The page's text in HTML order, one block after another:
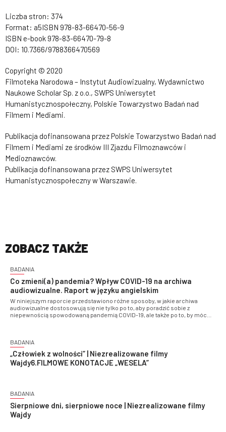
Liczba stron: 374
Format: a5ISBN 978-83-66470-56-9
ISBN e-book 978-83-66470-79-8
DOI: 10.7366/9788366470569
Copyright © 2020
Filmoteka Narodowa – Instytut Audiowizualny, Wydawnictwo
Naukowe Scholar Sp. z o.o., SWPS Uniwersytet
Humanistycznospołeczny, Polskie Towarzystwo Badań nad
Filmem i Mediami.
Publikacja dofinansowana przez Polskie Towarzystwo Badań nad
Filmem i Mediami ze środków III Zjazdu Filmoznawców i
Medioznawców.
Publikacja dofinansowana przez SWPS Uniwersytet
Humanistycznospołeczny w Warszawie.
ZOBACZ TAKŻE
BADANIA
Co zmieni(a) pandemia? Wpływ COVID-19 na archiwa
audiowizualne. Raport w języku angielskim
W niniejszym raporcie przedstawiono różne sposoby, w jakie archiwa
audiowizualne dostosowują się nie tylko po to, aby poradzić sobie z
niepewnością spowodowaną pandemią COVID-19, ale także po to, by móc
BADANIA
„Człowiek z wolności” | Niezrealizowane filmy
Wajdy6.FILMOWE KONOTACJE „WESELA”
BADANIA
Sierpniowe dni, sierpniowe noce | Niezrealizowane filmy
Wajdy